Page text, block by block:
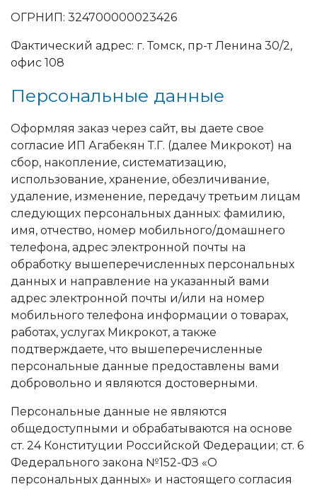
ОГРНИП: 324700000023426
Фактический адрес: г. Томск, пр-т Ленина 30/2,
офис 108
Персональные данные
Оформляя заказ через сайт, вы даете свое
согласие ИП Агабекян Т.Г. (далее Микрокот) на
сбор, накопление, систематизацию,
использование, хранение, обезличивание,
удаление, изменение, передачу третьим лицам
следующих персональных данных: фамилию,
имя, отчество, номер мобильного/домашнего
телефона, адрес электронной почты на
обработку вышеперечисленных персональных
данных и направление на указанный вами
адрес электронной почты и/или на номер
мобильного телефона информации о товарах,
работах, услугах Микрокот, а также
подтверждаете, что вышеперечисленные
персональные данные предоставлены вами
добровольно и являются достоверными.
Персональные данные не являются
общедоступными и обрабатываются на основе
ст. 24 Конституции Российской Федерации; ст. 6
Федерального закона №152-ФЗ «О
персональных данных» и настоящего согласия